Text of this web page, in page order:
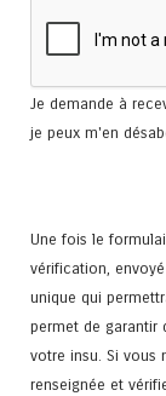
Je demande à
je peux m'en
Une fois le
vérification,
unique qui
permet de garantir
votre insu. Si vous
renseignée et